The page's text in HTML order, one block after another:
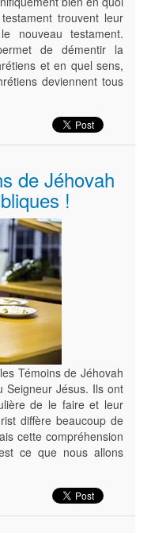
trouvent leur
nouveau testament.
de démentir la
et en quel sens,
deviennent tous
de Jéhovah
!
Témoins de Jéhovah
Seigneur Jésus. Ils ont
de le faire et leur
diffère beaucoup de
cette compréhension
ce que nous allons